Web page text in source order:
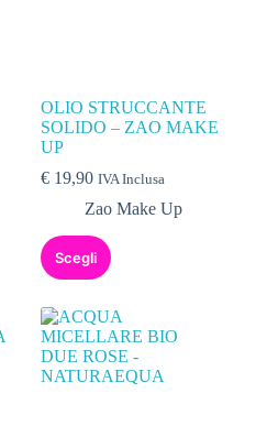
OLIO STRUCCANTE
SOLIDO – ZAO MAKE
UP
€ 19,90 IVA Inclusa
Zao Make Up
Scegli